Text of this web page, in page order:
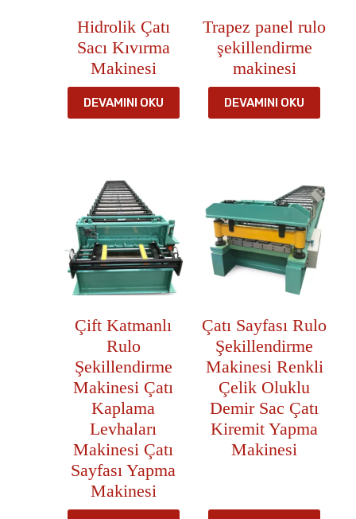
Hidrolik Çatı
Sacı Kıvırma
Makinesi
DEVAMINI OKU
Trapez panel rulo
şekillendirme
makinesi
DEVAMINI OKU
Çift Katmanlı
Rulo
Şekillendirme
Makinesi Çatı
Kaplama
Levhaları
Makinesi Çatı
Sayfası Yapma
Makinesi
Çatı Sayfası Rulo
Şekillendirme
Makinesi Renkli
Çelik Oluklu
Demir Sac Çatı
Kiremit Yapma
Makinesi